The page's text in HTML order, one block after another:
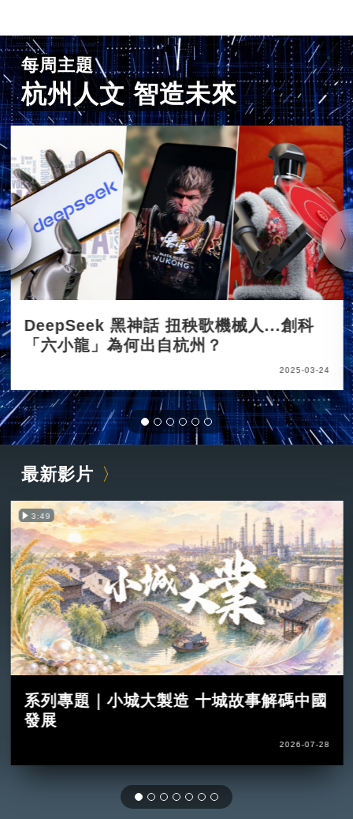
每周主題
杭州人文 智造未來
DeepSeek 黑神話 扭秧歌機械人...創科
「六小龍」為何出自杭州？
2025-03-24
最新影片
3:49
系列專題｜小城大製造 十城故事解碼中國
發展
2026-07-28